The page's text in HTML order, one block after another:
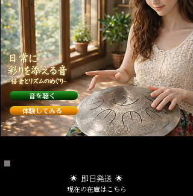
体験してみる
音を聴く
🌟 即日発送 🌟
現在の在庫はこちら